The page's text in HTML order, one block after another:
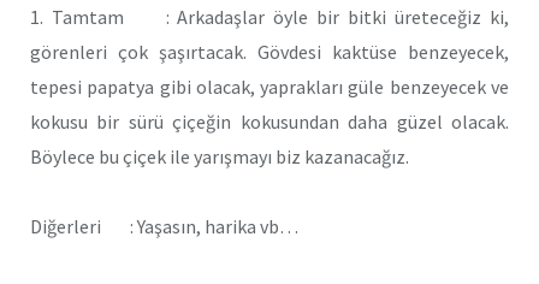
1. Tamtam : Arkadaşlar öyle bir bitki üreteceğiz ki,
görenleri çok şaşırtacak. Gövdesi kaktüse benzeyecek,
tepesi papatya gibi olacak, yaprakları güle benzeyecek ve
kokusu bir sürü çiçeğin kokusundan daha güzel olacak.
Böylece bu çiçek ile yarışmayı biz kazanacağız.
Diğerleri : Yaşasın, harika vb…